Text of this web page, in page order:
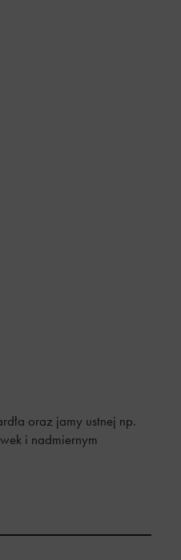
oraz jamy ustnej np.
i nadmiernym